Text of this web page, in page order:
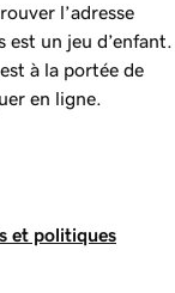
l’adresse
un jeu d’enfant.
est à la portée de
en ligne.
et politiques